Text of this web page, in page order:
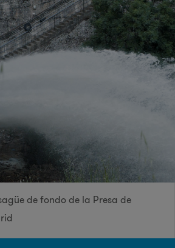
de fondo de la Presa de